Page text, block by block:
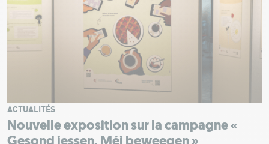
Nouvelle exposition sur la campagne «
ACTUALITÉS